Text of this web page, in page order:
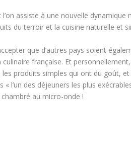
assiste à une nouvelle dynamique
du terroir et la cuisine naturelle et
que d’autres pays soient
française. Et
produits simples qui ont du goût,
l’un des déjeuners les plus
au micro-onde !